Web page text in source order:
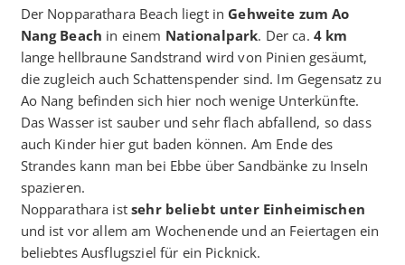
Der Nopparathara Beach liegt in Gehweite zum Ao
Nang Beach in einem Nationalpark. Der ca. 4 km
lange hellbraune Sandstrand wird von Pinien gesäumt,
die zugleich auch Schattenspender sind. Im Gegensatz zu
Ao Nang befinden sich hier noch wenige Unterkünfte.
Das Wasser ist sauber und sehr flach abfallend, so dass
auch Kinder hier gut baden können. Am Ende des
Strandes kann man bei Ebbe über Sandbänke zu Inseln
spazieren.
Nopparathara istsehr beliebt unter Einheimischen
und ist vor allem am Wochenende und an Feiertagen ein
beliebtes Ausflugsziel für ein Picknick.